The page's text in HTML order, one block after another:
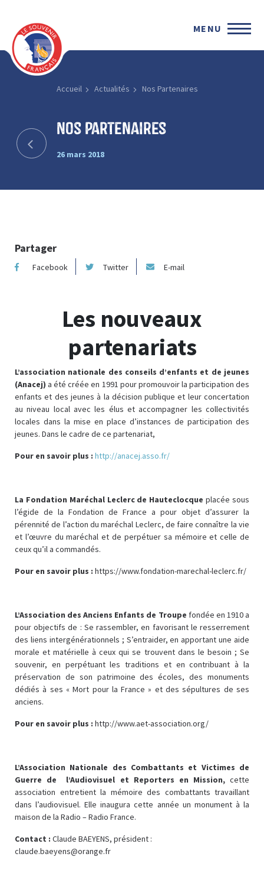
MENU
Accueil Actualités Nos Partenaires
Nos Partenaires
26 mars 2018
Partager
Facebook Twitter E-mail
Les nouveaux
partenariats
L’association nationale des conseils d’enfants et de jeunes
(Anacej)a été créée en 1991 pour promouvoir la participation des
enfants et des jeunes à la décision publique et leur concertation
au niveau local avec les élus et accompagner les collectivités
locales dans la mise en place d’instances de participation des
jeunes. Dans le cadre de ce partenariat,
Pour en savoir plus : http://anacej.asso.fr/
La Fondation Maréchal Leclerc de Hauteclocque placée sous
l’égide de la Fondation de France a pour objet d’assurer la
pérennité de l’action du maréchal Leclerc, de faire connaître la vie
et l’œuvre du maréchal et de perpétuer sa mémoire et celle de
ceux qu’il a commandés.
Pour en savoir plus : https://www.fondation-marechal-leclerc.fr/
L’Association des Anciens Enfants de Troupe fondée en 1910 a
pour objectifs de : Se rassembler, en favorisant le resserrement
des liens intergénérationnels ; S’entraider, en apportant une aide
morale et matérielle à ceux qui se trouvent dans le besoin ; Se
souvenir, en perpétuant les traditions et en contribuant à la
préservation de son patrimoine des écoles, des monuments
dédiés à ses « Mort pour la France » et des sépultures de ses
anciens.
Pour en savoir plus : http://www.aet-association.org/
L’Association Nationale des Combattants et Victimes de
Guerre de l’Audiovisuel et Reporters en Mission, cette
association entretient la mémoire des combattants travaillant
dans l’audiovisuel. Elle inaugura cette année un monument à la
maison de la Radio – Radio France.
Contact : Claude BAEYENS, président :
claude.baeyens@orange.fr